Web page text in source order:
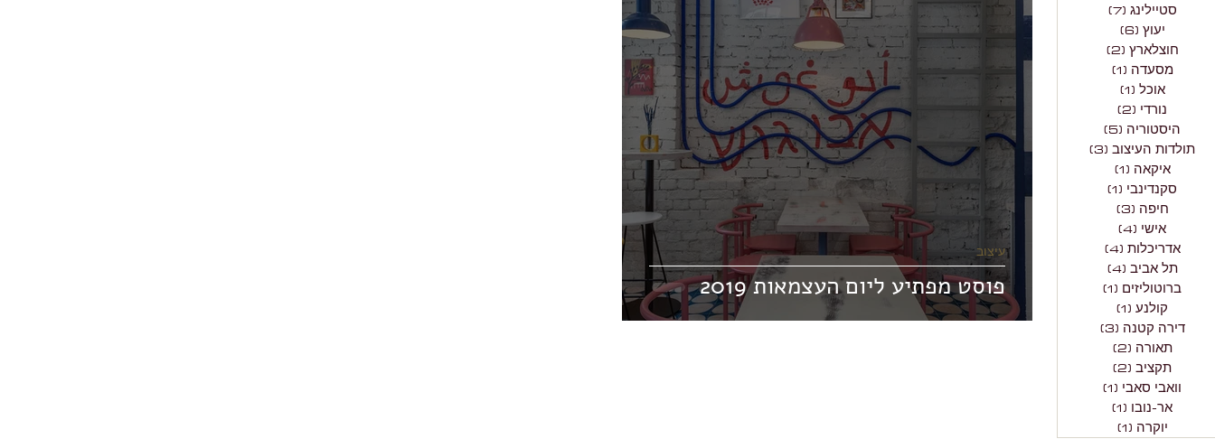
תולדות העיצוב איקאה סקנדינבי
אדריכלות תל אביב ברוטוליזים קולנע
תאורה תקציב וואבי סאבי אר-נובו
פוסט מפתיע ליום העצמאות 2019
עיצוב
סטיילינג (7)
יעוץ (6)
חוצלארץ (2)
מסעדה (1)
אוכל (1)
נורדי (2)
היסטוריה (5)
תולדות העיצוב (3)
איקאה (1)
סקנדינבי (1)
חיפה (3)
אישי (4)
אדריכלות (4)
תל אביב (4)
ברוטוליזים (1)
קולנע (1)
דירה קטנה (3)
תאורה (2)
תקציב (2)
וואבי סאבי (1)
אר-נובו (1)
יוקרה (1)